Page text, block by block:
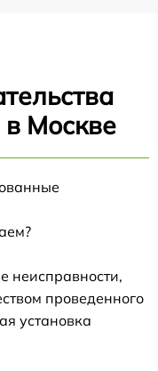
в Москве
неисправности,
проведенного
установка